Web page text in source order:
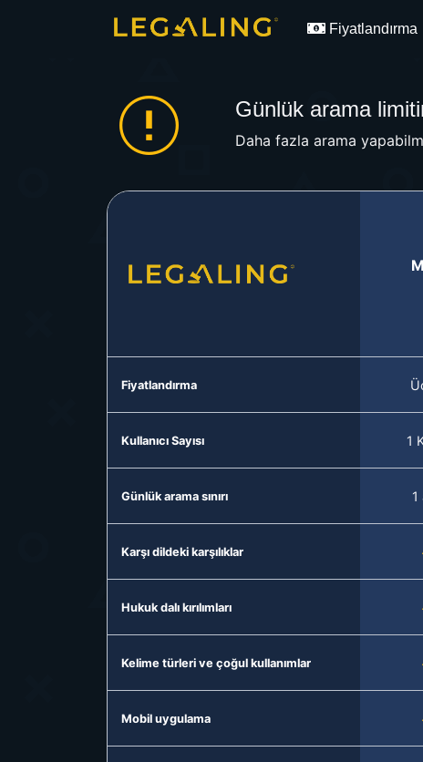
Fiyatlandırma
Günlük arama
Daha fazla arama
Fiyatlandırma
Kullanıcı Sayısı 1
Günlük arama sınırı 1
Karşı dildeki karşılıklar
Hukuk dalı kırılımları
Kelime türleri ve çoğul kullanımlar
Mobil uygulama